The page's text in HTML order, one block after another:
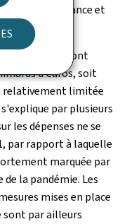
en France et
centrale se sont
d'euros, soit
relativement limitée
par plusieurs
les dépenses ne se
par rapport à laquelle
marquée par
de la pandémie. Les
mises en place
sont par ailleurs